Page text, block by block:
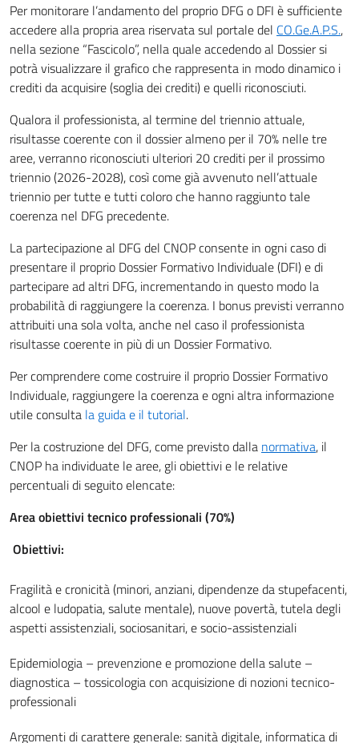
Per monitorare l’andamento del proprio DFG o DFI è sufficiente
accedere alla propria area riservata sul portale del CO.Ge.A.P.S.,
nella sezione “Fascicolo”, nella quale accedendo al Dossier si
potrà visualizzare il grafico che rappresenta in modo dinamico i
crediti da acquisire (soglia dei crediti) e quelli riconosciuti.
Qualora il professionista, al termine del triennio attuale,
risultasse coerente con il dossier almeno per il 70% nelle tre
aree, verranno riconosciuti ulteriori 20 crediti per il prossimo
triennio (2026-2028), così come già avvenuto nell’attuale
triennio per tutte e tutti coloro che hanno raggiunto tale
coerenza nel DFG precedente.
La partecipazione al DFG del CNOP consente in ogni caso di
presentare il proprio Dossier Formativo Individuale (DFI) e di
partecipare ad altri DFG, incrementando in questo modo la
probabilità di raggiungere la coerenza. I bonus previsti verranno
attribuiti una sola volta, anche nel caso il professionista
risultasse coerente in più di un Dossier Formativo.
Per comprendere come costruire il proprio Dossier Formativo
Individuale, raggiungere la coerenza e ogni altra informazione
utile consulta la guida e il tutorial.
Per la costruzione del DFG, come previsto dalla normativa, il
CNOP ha individuate le aree, gli obiettivi e le relative
percentuali di seguito elencate:
Area obiettivi tecnico professionali (70%)
Obiettivi:
Fragilità e cronicità (minori, anziani, dipendenze da stupefacenti,
alcool e ludopatia, salute mentale), nuove povertà, tutela degli
aspetti assistenziali, sociosanitari, e socio-assistenziali
Epidemiologia – prevenzione e promozione della salute –
diagnostica – tossicologia con acquisizione di nozioni tecnico-
professionali
Argomenti di carattere generale: sanità digitale, informatica di